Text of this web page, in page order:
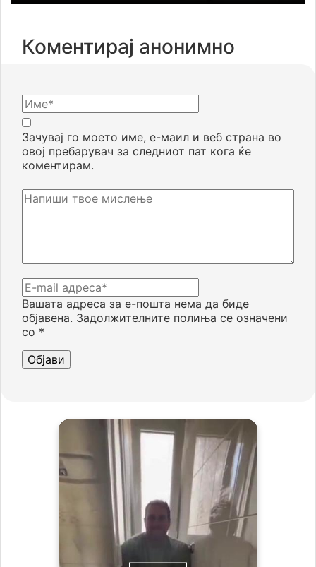
Коментирај анонимно
Вашата адреса за е-пошта нема да биде
објавена. Задолжителните полиња се означени
со *
Зачувај го моето име, е-маил и веб страна во
овој пребарувач за следниот пат кога ќе
коментирам.